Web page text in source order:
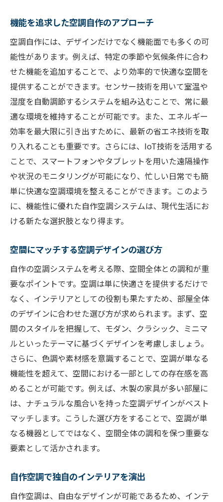
機能を追求した空調自作のアプローチ
空調自作には、デザインだけでなく機能面でも多くの可
能性があります。例えば、特定の季節や気候条件に合わ
せた機能を追加することで、より効率的で快適な空間を
提供することができます。センサー技術を用いて室温や
湿度を自動調節するシステムを組み込むことで、常に最
適な環境を維持することが可能です。また、エネルギー
効率を最大限に引き出すために、最新の省エネ技術を取
り入れることも重要です。さらには、IoT技術を活用する
ことで、スマートフォンやタブレットを用いた遠隔操作
や状況のモニタリングが可能になり、忙しい日常でも簡
単に快適な空調環境を整えることができます。このよう
に、機能性に優れた自作空調システムは、現代生活にお
ける新たな選択肢となり得ます。
空間にマッチする空調デザインの選び方
自作の空調システムを考える際、空間全体との調和が重
要なポイントです。空調は単に快適さを提供するだけで
なく、インテリアとしての役割も果たすため、部屋全体
のデザインに合わせた選び方が求められます。まず、空
間のスタイルを把握して、モダン、クラシック、ミニマ
ルといったテーマに基づくデザインを考慮しましょう。
さらに、色調や素材感を意識することで、空調が単なる
機能性を超えて、空間における一部としての存在感を高
めることが可能です。例えば、木製の家具が多い部屋に
は、ナチュラルな風合いを持った空調デザインがベスト
マッチします。こうした選び方をすることで、空調が単
なる機器としてではなく、空間全体の調和を保つ重要な
要素として活かされます。
自作空調で独自のインテリアを演出
自作空調は、自由なデザインが可能であるため、インテ